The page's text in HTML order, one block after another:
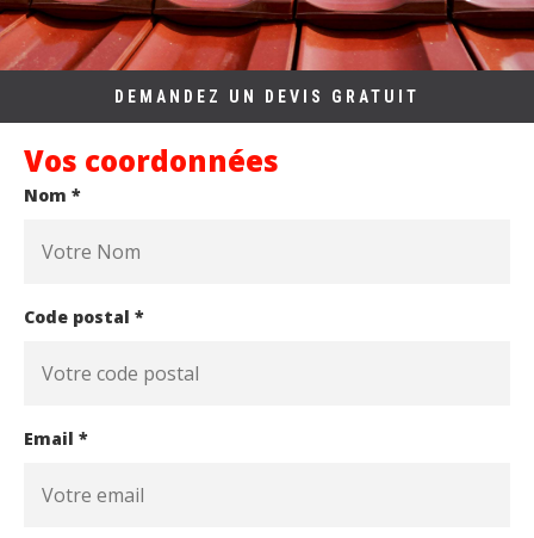
DEMANDEZ UN DEVIS GRATUIT
Vos coordonnées
Nom *
Code postal *
Email *